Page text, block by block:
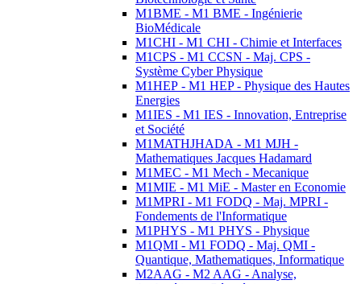
M1BME - M1 BME - Ingénierie
BioMédicale
M1CHI - M1 CHI - Chimie et Interfaces
M1CPS - M1 CCSN - Maj. CPS -
Système Cyber Physique
M1HEP - M1 HEP - Physique des Hautes
Energies
M1IES - M1 IES - Innovation, Entreprise
et Société
M1MATHJHADA - M1 MJH -
Mathematiques Jacques Hadamard
M1MEC - M1 Mech - Mecanique
M1MIE - M1 MiE - Master en Economie
M1MPRI - M1 FODQ - Maj. MPRI -
Fondements de l'Informatique
M1PHYS - M1 PHYS - Physique
M1QMI - M1 FODQ - Maj. QMI -
Quantique, Mathematiques, Informatique
M2AAG - M2 AAG - Analyse,